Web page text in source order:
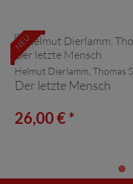
NEU
Helmut Dierlamm, Thomas
Der letzte Mensch
26,00 € *